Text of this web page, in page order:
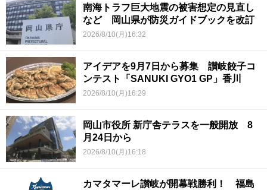
南海トラフ巨大地震の被害想定の見直し
など 岡山県が防災ガイドブックを改訂
2026/8/10(月)16:32
アイデアを9月7日から募集 讃岐餃子コ
ンテスト「SANUKI GYO1 GP」香川
2026/8/10(月)16:29
岡山市役所 新庁舎テラスを一般開放 8
月24日から
2026/8/10(月)16:18
カマタマーレ讃岐が開幕戦勝利！ 福島